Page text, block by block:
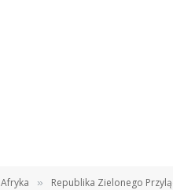
Afryka » Republika Zielonego